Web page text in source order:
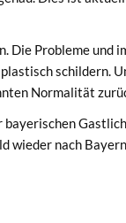
Die Prob­leme und
schildern.
Nor­mal­ität
wieder nach